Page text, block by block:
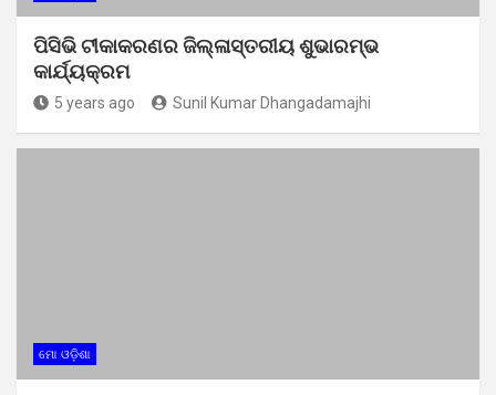
ପିସିଭି ଟୀକାକରଣର ଜିଲ୍ଳାସ୍ତରୀୟ ଶୁଭାରମ୍ଭ
କାର୍ଯ୍ୟକ୍ରମ
5 years ago Sunil Kumar Dhangadamajhi
ମୋ ଓଡ଼ିଶା